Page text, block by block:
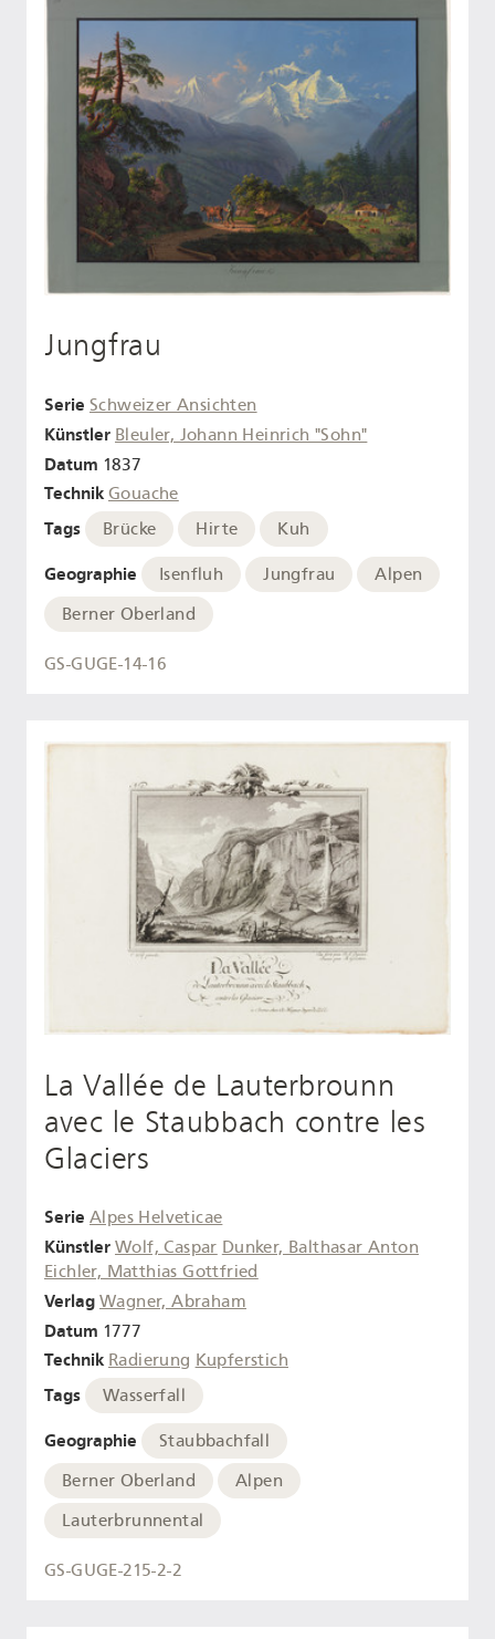
Jungfrau
Serie Schweizer Ansichten
Künstler Bleuler, Johann Heinrich "Sohn"
Datum 1837
Technik Gouache
Tags Brücke Hirte Kuh
Geographie Isenfluh Jungfrau
Alpen
Berner Oberland
GS-GUGE-14-16
La Vallée de Lauterbrounn
avec le Staubbach contre les
Glaciers
Serie Alpes Helveticae
Künstler Wolf, Caspar Dunker, Balthasar Anton
Eichler, Matthias Gottfried
Verlag Wagner, Abraham
Datum 1777
Technik Radierung Kupferstich
Tags Wasserfall
Geographie
Staubbachfall
Berner Oberland
Alpen
Lauterbrunnental
GS-GUGE-215-2-2